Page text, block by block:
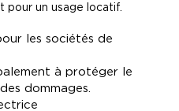
pour un usage locatif.
les sociétés de
à protéger le
dommages.